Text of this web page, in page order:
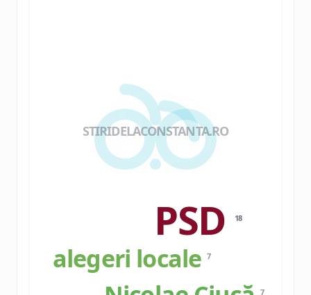
STIRIDELACONSTANTA.RO
alegeri locale7
PSD 18
7